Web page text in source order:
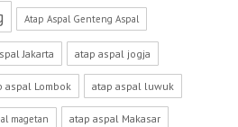
Atap Aspal Genteng Aspal
Jakarta atap aspal jogja
aspal Lombok atap aspal luwuk
magetan atap aspal Makasar